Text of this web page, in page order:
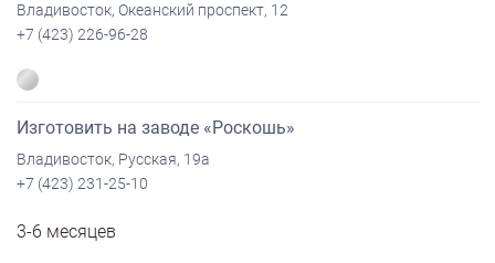
Владивосток, Океанский проспект, 12
+7 (423) 226-96-28
Изготовить на заводе «Роскошь»
Владивосток, Русская, 19а
+7 (423) 231-25-10
3-6 месяцев